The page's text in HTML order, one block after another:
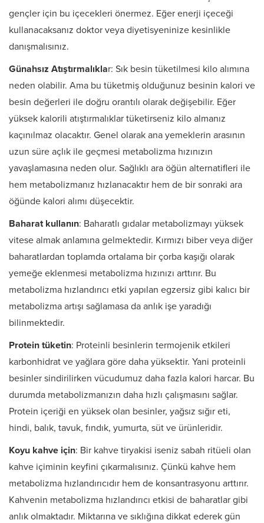
gençler için bu içecekleri önermez. Eğer enerji içeceği
kullanacaksanız doktor veya diyetisyeninize kesinlikle
danışmalısınız.
Günahsız Atıştırmalıklar: Sık besin tüketilmesi kilo alımına
neden olabilir. Ama bu tüketmiş olduğunuz besinin kalori ve
besin değerleri ile doğru orantılı olarak değişebilir. Eğer
yüksek kalorili atıştırmalıklar tüketirseniz kilo almanız
kaçınılmaz olacaktır. Genel olarak ana yemeklerin arasının
uzun süre açlık ile geçmesi metabolizma hızınızın
yavaşlamasına neden olur. Sağlıklı ara öğün alternatifleri ile
hem metabolizmanız hızlanacaktır hem de bir sonraki ara
öğünde kalori alımı düşecektir.
Baharat kullanın: Baharatlı gıdalar metabolizmayı yüksek
vitese almak anlamına gelmektedir. Kırmızı biber veya diğer
baharatlardan toplamda ortalama bir çorba kaşığı olarak
yemeğe eklenmesi metabolizma hızınızı arttırır. Bu
metabolizma hızlandırıcı etki yapılan egzersiz gibi kalıcı bir
metabolizma artışı sağlamasa da anlık işe yaradığı
bilinmektedir.
Protein tüketin: Proteinli besinlerin termojenik etkileri
karbonhidrat ve yağlara göre daha yüksektir. Yani proteinli
besinler sindirilirken vücudumuz daha fazla kalori harcar. Bu
durumda metabolizmanızın daha hızlı çalışmasını sağlar.
Protein içeriği en yüksek olan besinler, yağsız sığır eti,
hindi, balık, tavuk, fındık, yumurta, süt ve ürünleridir.
Koyu kahve için: Bir kahve tiryakisi iseniz sabah ritüeli olan
kahve içiminin keyfini çıkarmalısınız. Çünkü kahve hem
metabolizma hızlandırıcıdır hem de konsantrasyonu arttırır.
Kahvenin metabolizma hızlandırıcı etkisi de baharatlar gibi
anlık olmaktadır. Miktarına ve sıklığına dikkat ederek gün